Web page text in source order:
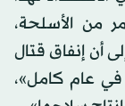
من الأسلحة،
أن إنفاق قتال
عام كامل»،